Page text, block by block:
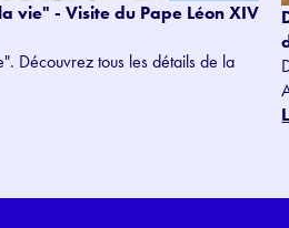
vie" - Visite du Pape Léon XIV
Découvrez tous les détails de la